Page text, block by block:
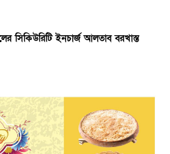
সিকিউরিটি ইনচার্জ আলতাব বরখাস্ত